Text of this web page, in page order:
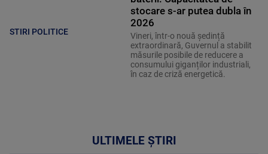
STIRI POLITICE
stocare s-ar putea dubla în
2026
Vineri, într-o nouă ședință
extraordinară, Guvernul a stabilit
măsurile posibile de reducere a
consumului giganților industriali,
în caz de criză energetică.
ULTIMELE ȘTIRI